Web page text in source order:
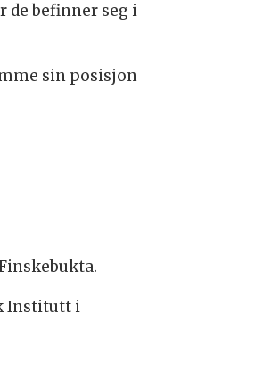
befinner seg i
sin posisjon
Institutt i